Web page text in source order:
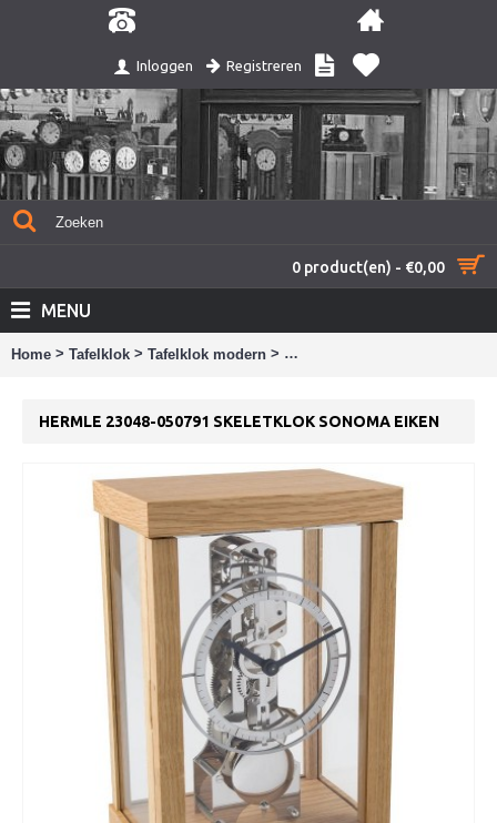
Inloggen Registreren
0 product(en) - €0,00
MENU
Home > Tafelklok > Tafelklok modern > Hermle 23048-050791
HERMLE 23048-050791 SKELETKLOK SONOMA EIKEN